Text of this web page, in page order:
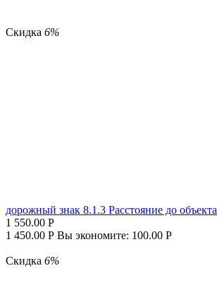
Скидка 6%
дорожный знак 8.1.3 Расстояние до объекта
1 550.00 Р
1 450.00 Р Вы экономите: 100.00 Р
Скидка 6%